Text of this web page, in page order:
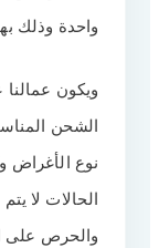
واحدة وذلك
ويكون
الشحن
نوع الأغراض
الحالات لا
والحرص على